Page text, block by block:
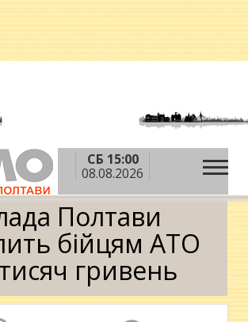
СБ 15:00
08.08.2026
АТО »Влада Полтави виділить бійцям
Полтави
бійцям АТО
гривень